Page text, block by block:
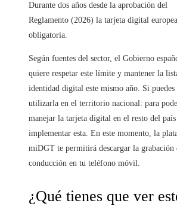
Durante dos años desde la aprobación del
Reglamento (2026) la tarjeta digital
obligatoria.
Según fuentes del sector, el Gobierno
quiere respetar este límite y mantener la
identidad digital este mismo año. Si puedes
utilizarla en el territorio nacional: para
manejar la tarjeta digital en el resto del país
implementar esta. En este momento, la
miDGT te permitirá descargar la grabación
conducción en tu teléfono móvil.
¿Qué tienes que ver